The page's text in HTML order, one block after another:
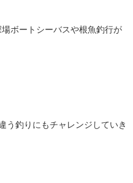
ボートシーバスや根魚釣行が
う釣りにもチャレンジしていき